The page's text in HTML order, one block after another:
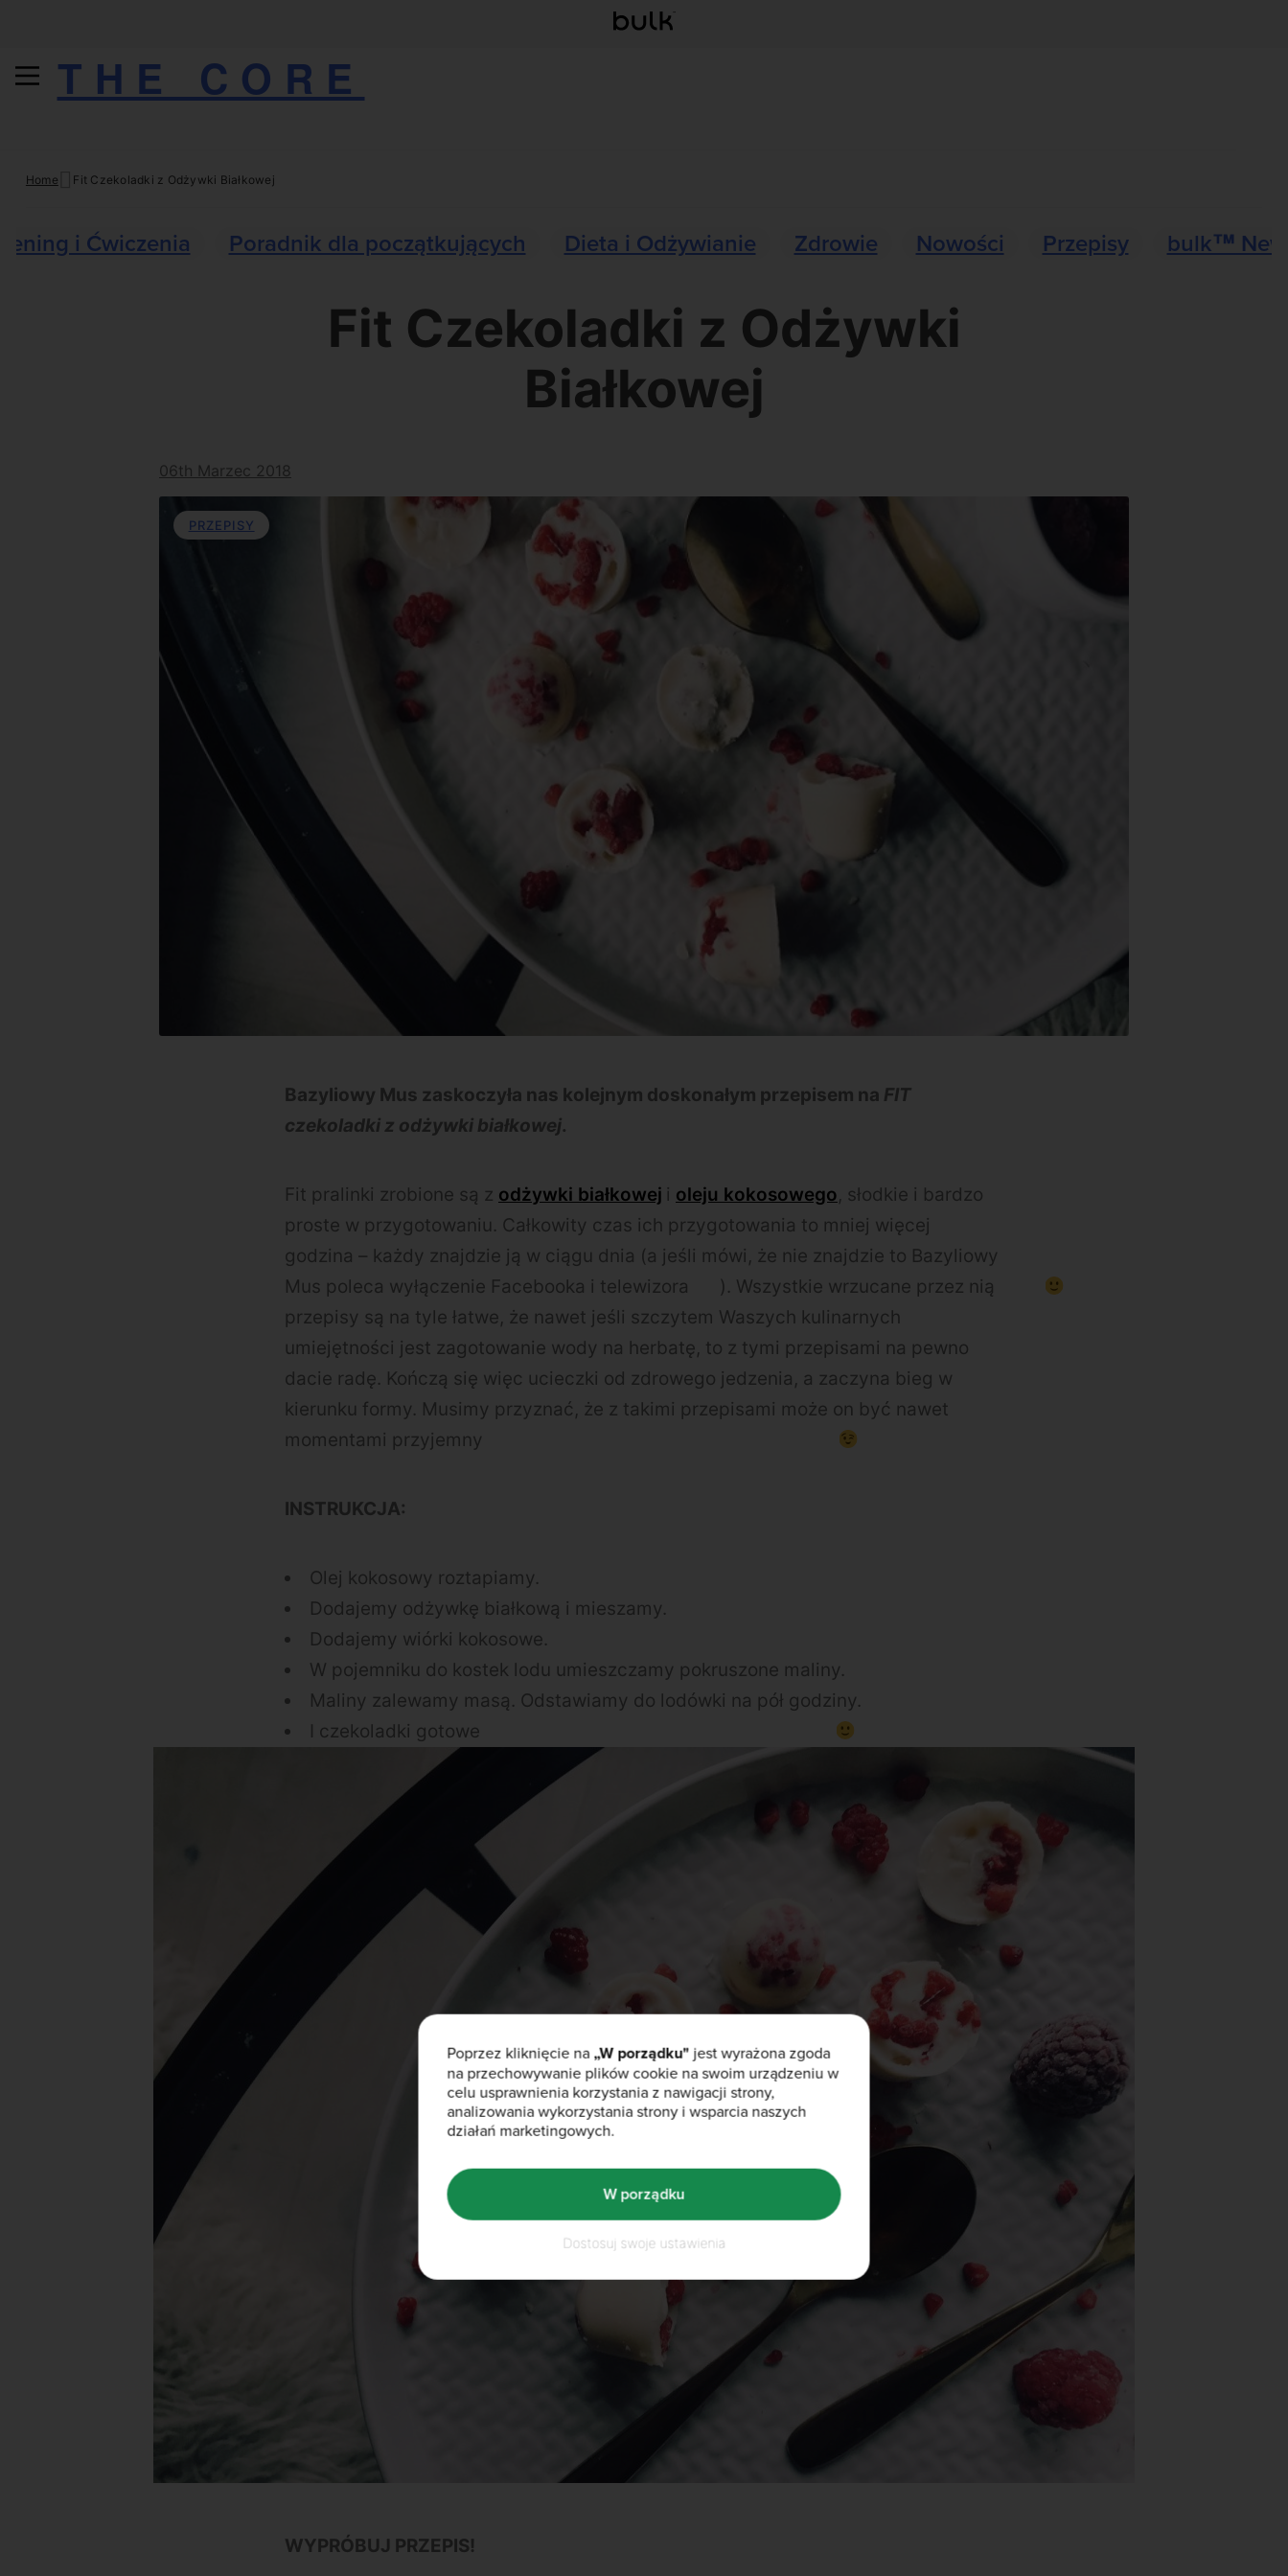
THE CORE
Home Fit Czekoladki z Odżywki Białkowej
i Ćwiczenia Poradnik dla początkujących Dieta i Odżywianie Zdrowie Nowości Przepisy bulk™
Fit Czekoladki z Odżywki
Białkowej
06th Marzec 2018
PRZEPISY
Bazyliowy Mus zaskoczyła nas kolejnym doskonałym przepisem na FIT
czekoladki z odżywki białkowej.
Fit pralinki zrobione są z odżywki białkowej i oleju kokosowego, słodkie i bardzo
proste w przygotowaniu. Całkowity czas ich przygotowania to mniej więcej
godzina – każdy znajdzie ją w ciągu dnia (a jeśli mówi, że nie znajdzie to Bazyliowy
Mus poleca wyłączenie Facebooka i telewizora
). Wszystkie wrzucane przez nią
przepisy są na tyle łatwe, że nawet jeśli szczytem Waszych kulinarnych
umiejętności jest zagotowanie wody na herbatę, to z tymi przepisami na pewno
dacie radę. Kończą się więc ucieczki od zdrowego jedzenia, a zaczyna bieg w
kierunku formy. Musimy przyznać, że z takimi przepisami może on być nawet
momentami przyjemny
INSTRUKCJA:
Olej kokosowy roztapiamy.
Dodajemy odżywkę białkową i mieszamy.
Dodajemy wiórki kokosowe.
W pojemniku do kostek lodu umieszczamy pokruszone maliny.
Maliny zalewamy masą. Odstawiamy do lodówki na pół godziny.
I czekoladki gotowe
WYPRÓBUJ PRZEPIS!
Poprzez kliknięcie na„W porządku" jest wyrażona zgoda
na przechowywanie plików cookie na swoim urządzeniu w
celu usprawnienia korzystania z nawigacji strony,
analizowania wykorzystania strony i wsparcia naszych
działań marketingowych.
Dostosuj swoje ustawienia
W porządku